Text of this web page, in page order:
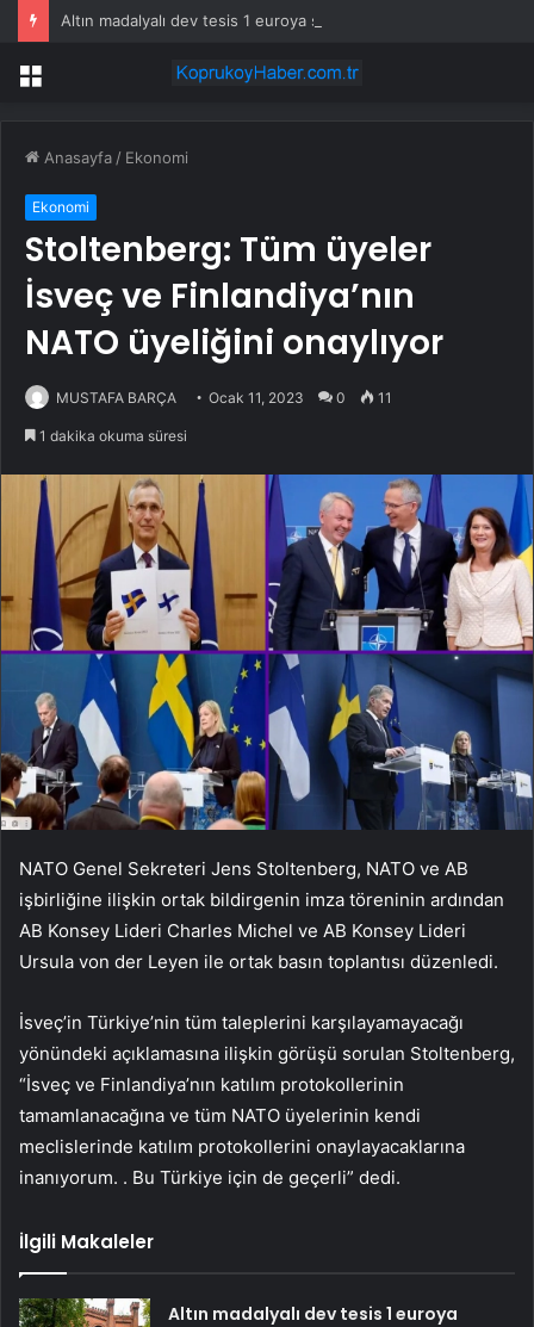
Menü
Anasayfa / Ekonomi
Ekonomi
Stoltenberg: Tüm üyeler
İsveç ve Finlandiya’nın
NATO üyeliğini onaylıyor
MUSTAFA BARÇA Ocak 11, 2023 0 11
1 dakika okuma süresi
NATO Genel Sekreteri Jens Stoltenberg, NATO ve AB
işbirliğine ilişkin ortak bildirgenin imza töreninin ardından
AB Konsey Lideri Charles Michel ve AB Konsey Lideri
Ursula von der Leyen ile ortak basın toplantısı düzenledi.
İsveç’in Türkiye’nin tüm taleplerini karşılayamayacağı
yönündeki açıklamasına ilişkin görüşü sorulan Stoltenberg,
“İsveç ve Finlandiya’nın katılım protokollerinin
tamamlanacağına ve tüm NATO üyelerinin kendi
meclislerinde katılım protokollerini onaylayacaklarına
inanıyorum. . Bu Türkiye için de geçerli” dedi.
İlgili Makaleler
Altın madalyalı dev tesis 1 euroya